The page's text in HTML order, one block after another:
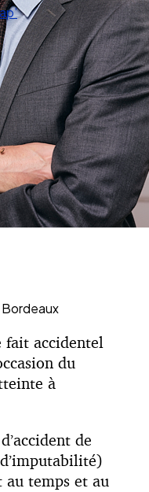
fait accidentel
du
à
de
au temps et au